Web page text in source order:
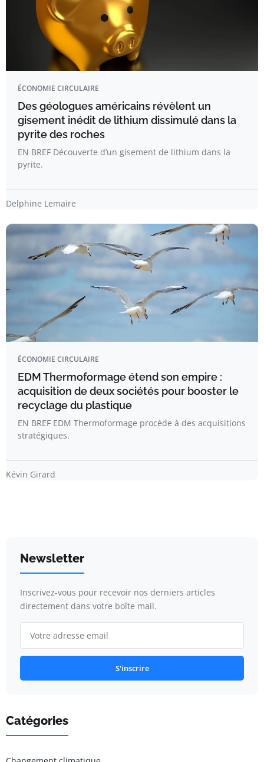
ÉCONOMIE CIRCULAIRE
Des géologues américains révèlent un
gisement inédit de lithium dissimulé dans la
pyrite des roches
EN BREF Découverte d’un gisement de lithium dans la
pyrite.
Delphine Lemaire
ÉCONOMIE CIRCULAIRE
EDM Thermoformage étend son empire :
acquisition de deux sociétés pour booster le
recyclage du plastique
EN BREF EDM Thermoformage procède à des acquisitions
stratégiques.
Kévin Girard
Newsletter
Inscrivez-vous pour recevoir nos derniers articles
directement dans votre boîte mail.
S'inscrire
Catégories